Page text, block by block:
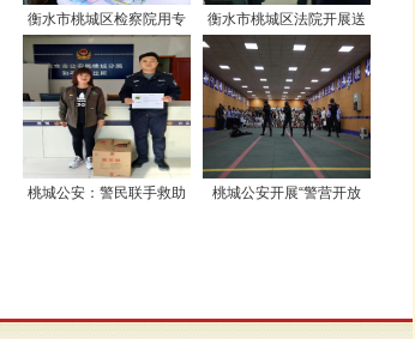
衡水市桃城区检察院用专
业行动传递司法温情 为老
年群体筑牢合法权益“防护
墙”
衡水市桃城区法院开展送
法进机关活动
桃城公安：警民联手救助
桃城公安开展“警营开放